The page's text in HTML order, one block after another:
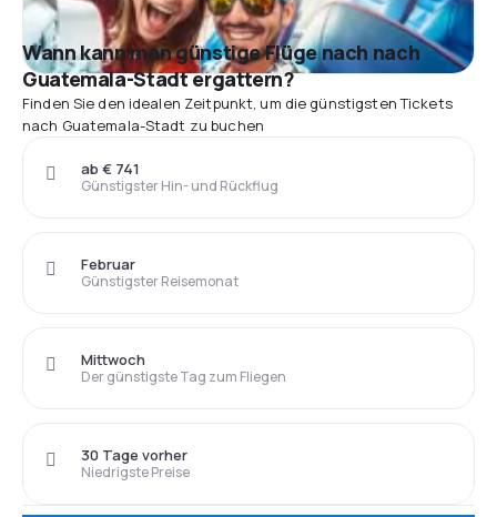
Wann kann man günstige Flüge nach nach
Guatemala-Stadt ergattern?
Finden Sie den idealen Zeitpunkt, um die günstigsten Tickets
nach Guatemala-Stadt zu buchen
Günstigster Hin- und Rückflug
ab € 741
Günstigster Reisemonat
Februar
Der günstigste Tag zum Fliegen
Mittwoch
Niedrigste Preise
30 Tage vorher